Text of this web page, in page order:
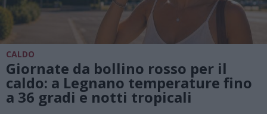
CALDO
Giornate da bollino rosso per il
caldo: a Legnano temperature fino
a 36 gradi e notti tropicali